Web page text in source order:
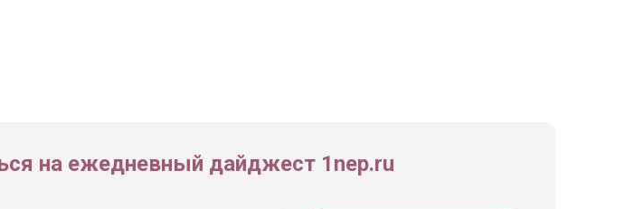
на ежедневный дайджест 1nep.ru